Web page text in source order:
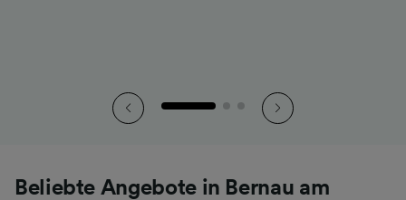
Beliebte Angebote in Bernau am